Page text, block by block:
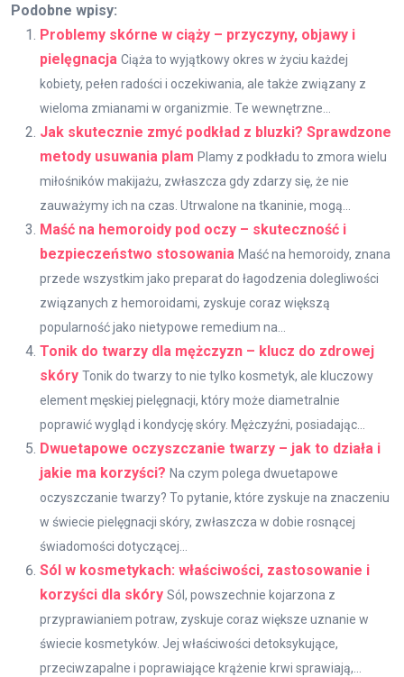
Podobne wpisy:
Problemy skórne w ciąży – przyczyny, objawy i
pielęgnacja Ciąża to wyjątkowy okres w życiu każdej
kobiety, pełen radości i oczekiwania, ale także związany z
wieloma zmianami w organizmie. Te wewnętrzne...
Jak skutecznie zmyć podkład z bluzki? Sprawdzone
metody usuwania plam Plamy z podkładu to zmora wielu
miłośników makijażu, zwłaszcza gdy zdarzy się, że nie
zauważymy ich na czas. Utrwalone na tkaninie, mogą...
Maść na hemoroidy pod oczy – skuteczność i
bezpieczeństwo stosowania Maść na hemoroidy, znana
przede wszystkim jako preparat do łagodzenia dolegliwości
związanych z hemoroidami, zyskuje coraz większą
popularność jako nietypowe remedium na...
Tonik do twarzy dla mężczyzn – klucz do zdrowej
skóry Tonik do twarzy to nie tylko kosmetyk, ale kluczowy
element męskiej pielęgnacji, który może diametralnie
poprawić wygląd i kondycję skóry. Mężczyźni, posiadając...
Dwuetapowe oczyszczanie twarzy – jak to działa i
jakie ma korzyści? Na czym polega dwuetapowe
oczyszczanie twarzy? To pytanie, które zyskuje na znaczeniu
w świecie pielęgnacji skóry, zwłaszcza w dobie rosnącej
świadomości dotyczącej...
Sól w kosmetykach: właściwości, zastosowanie i
korzyści dla skóry Sól, powszechnie kojarzona z
przyprawianiem potraw, zyskuje coraz większe uznanie w
świecie kosmetyków. Jej właściwości detoksykujące,
przeciwzapalne i poprawiające krążenie krwi sprawiają,...